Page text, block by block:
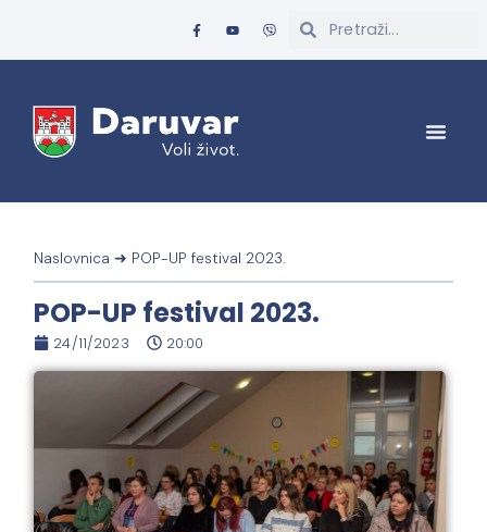
Naslovnica ➜ POP-UP festival 2023.
POP-UP festival 2023.
24/11/2023 20:00